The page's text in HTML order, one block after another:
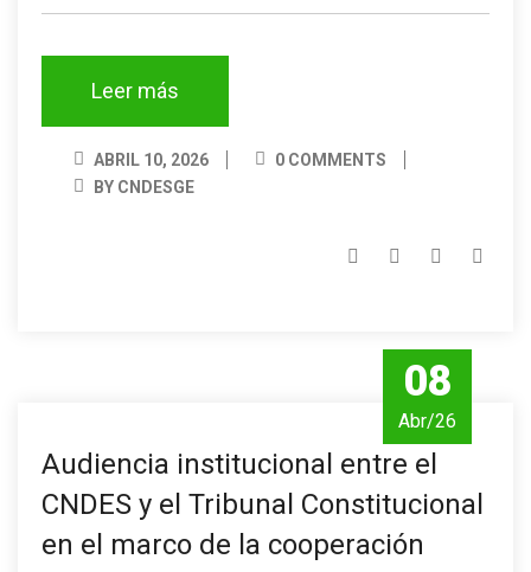
Leer más
ABRIL 10, 2026
0 COMMENTS
BY CNDESGE
08
Abr/26
Audiencia institucional entre el
CNDES y el Tribunal Constitucional
en el marco de la cooperación